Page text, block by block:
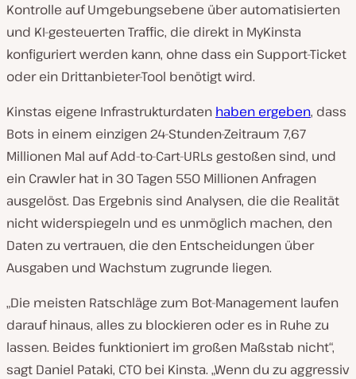
Kontrolle auf Umgebungsebene über automatisierten
und KI-gesteuerten Traffic, die direkt in MyKinsta
konfiguriert werden kann, ohne dass ein Support-Ticket
oder ein Drittanbieter-Tool benötigt wird.
Kinstas eigene Infrastrukturdaten haben ergeben, dass
Bots in einem einzigen 24-Stunden-Zeitraum 7,67
Millionen Mal auf Add-to-Cart-URLs gestoßen sind, und
ein Crawler hat in 30 Tagen 550 Millionen Anfragen
ausgelöst. Das Ergebnis sind Analysen, die die Realität
nicht widerspiegeln und es unmöglich machen, den
Daten zu vertrauen, die den Entscheidungen über
Ausgaben und Wachstum zugrunde liegen.
„Die meisten Ratschläge zum Bot-Management laufen
darauf hinaus, alles zu blockieren oder es in Ruhe zu
lassen. Beides funktioniert im großen Maßstab nicht“,
sagt Daniel Pataki, CTO bei Kinsta. „Wenn du zu aggressiv